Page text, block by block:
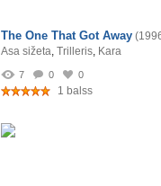
The One That Got Away
Asa sižeta, Trilleris, Kara
7 0 0
1 balss